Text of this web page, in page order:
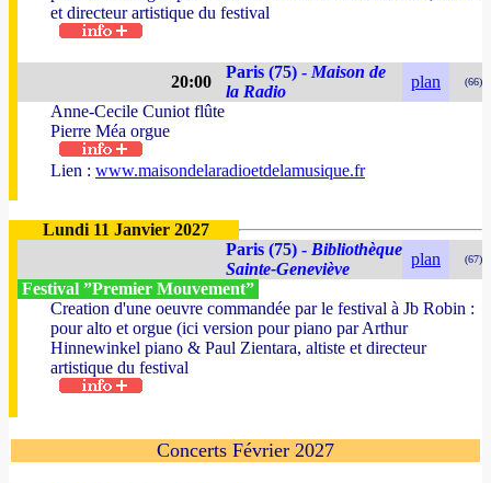
et directeur artistique du festival
20:00
Paris (75) - Maison de
la Radio
plan (66)
Anne-Cecile Cuniot flûte
Pierre Méa orgue
Lien : www.maisondelaradioetdelamusique.fr
Lundi 11 Janvier 2027
Paris (75) - Bibliothèque
Sainte-Geneviève
plan (67)
Festival ”Premier Mouvement”
Creation d'une oeuvre commandée par le festival à Jb Robin :
pour alto et orgue (ici version pour piano par Arthur
Hinnewinkel piano & Paul Zientara, altiste et directeur
artistique du festival
Concerts Février 2027